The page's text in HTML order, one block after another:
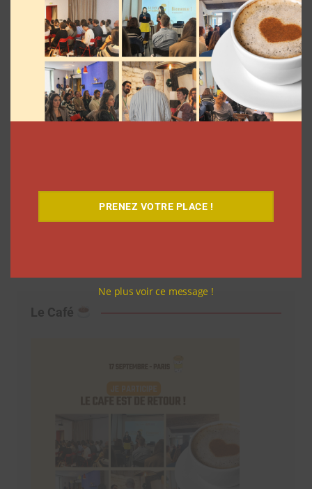
Découvrez notre documentaire
Le Café
PRENEZ VOTRE PLACE !
Ne plus voir ce message !